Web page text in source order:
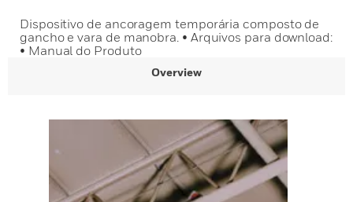
Dispositivo de ancoragem temporária composto de
gancho e vara de manobra. • Arquivos para download:
• Manual do Produto
Overview